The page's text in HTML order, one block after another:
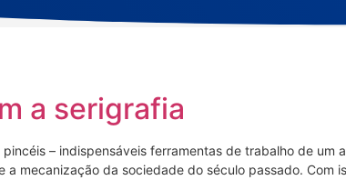
a serigrafia
– indispensáveis ferramentas de trabalho de
mecanização da sociedade do século passado. Com